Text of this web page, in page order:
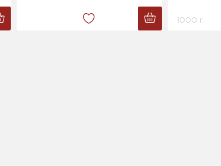
1000 г.